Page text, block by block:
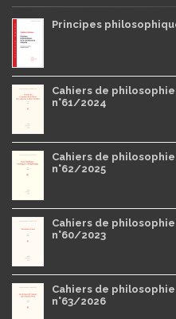
Principes
Cahiers de
n°61/2024
Cahiers de
n°62/2025
Cahiers de
n°60/2023
Cahiers de
n°63/2026